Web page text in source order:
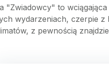
"Zwiadowcy" to
wydarzeniach, czerpie z
z pewnością